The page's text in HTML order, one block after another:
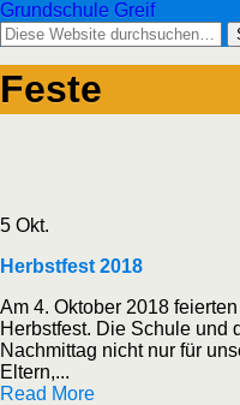
Grundschule Greif
Feste
5 Okt.
Herbstfest 2018
Am 4. Oktober 2018
Herbstfest. Die Schule und
Nachmittag nicht nur für
Eltern,...
Read More